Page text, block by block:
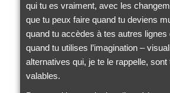
qui tu es vraiment, avec les
que tu peux faire quand tu deviens
quand tu accèdes à tes autres lignes
quand tu utilises l’imagination –
alternatives qui, je te le rappelle, sont
valables.